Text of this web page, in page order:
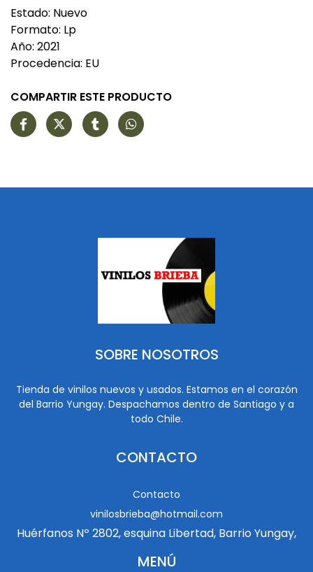
Estado: Nuevo
Formato: Lp
Año: 2021
Procedencia: EU
COMPARTIR ESTE PRODUCTO
SOBRE NOSOTROS
Tienda de vinilos nuevos y usados. Estamos en el corazón
del Barrio Yungay. Despachamos dentro de Santiago y a
todo Chile.
CONTACTO
Contacto
vinilosbrieba@hotmail.com
Huérfanos Nº 2802, esquina Libertad, Barrio Yungay,
MENÚ